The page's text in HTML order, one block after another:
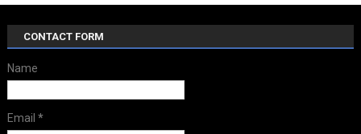
CONTACT FORM
Name
Email *